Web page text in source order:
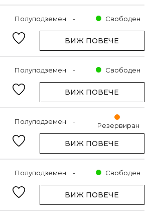
Полуподземен - Свободен
ВИЖ ПОВЕЧЕ
Полуподземен - Свободен
ВИЖ ПОВЕЧЕ
Полуподземен - Резервиран
ВИЖ ПОВЕЧЕ
Полуподземен - Свободен
ВИЖ ПОВЕЧЕ